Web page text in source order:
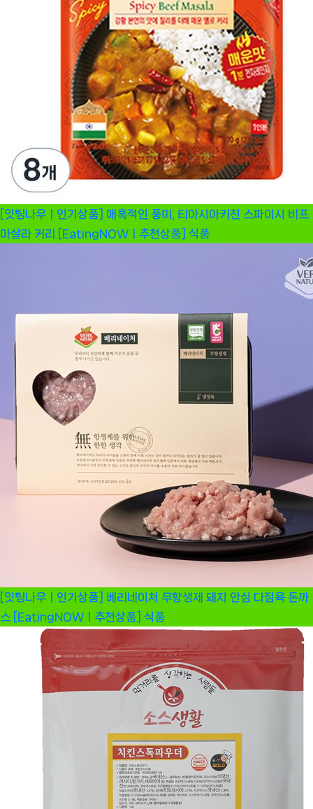
[잇팅나우ㅣ인기상품] 매혹적인 풍미, 티아시아키친 스파이시 비프
마살라 커리 [EatingNOWㅣ추천상품] 식품
[잇팅나우ㅣ인기상품] 베리네이처 무항생제 돼지 안심 다짐육 돈까
스 [EatingNOWㅣ추천상품] 식품